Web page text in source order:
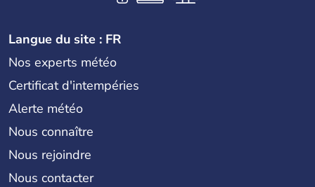
Langue du site : FR
Nos experts météo
Certificat d'intempéries
Alerte météo
Nous connaître
Nous rejoindre
Nous contacter